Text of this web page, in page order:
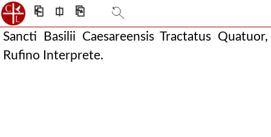
⎗ ⎅ ⎘
Sancti Basilii Caesareensis Tractatus Quatuor,
Rufino Interprete.